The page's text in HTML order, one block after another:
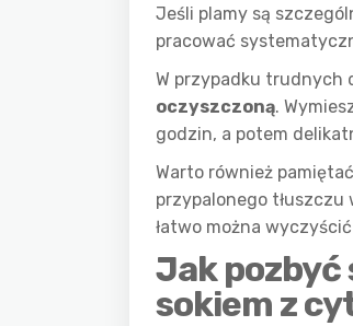
Jeśli plamy są
pracować
W przypadku trudnych
oczyszczoną.
godzin, a potem
Warto również
przypalonego tłuszczu
łatwo można
Jak pozbyć
sokiem z